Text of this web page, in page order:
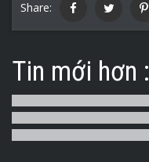
Share:
Tin mới hơn :